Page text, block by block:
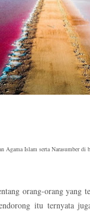
Agama Islam serta Narasumber di
orang-orang yang
itu ternyata